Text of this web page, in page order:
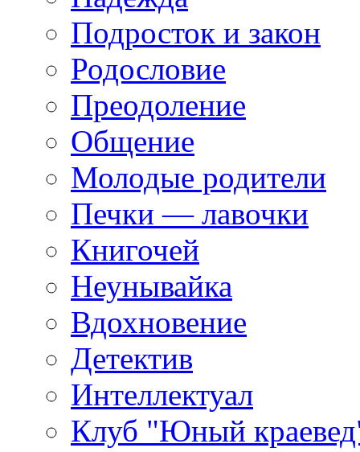
Подросток и закон
Родословие
Преодоление
Общение
Молодые родители
Печки — лавочки
Книгочей
Неунывайка
Вдохновение
Детектив
Интеллектуал
Клуб "Юный